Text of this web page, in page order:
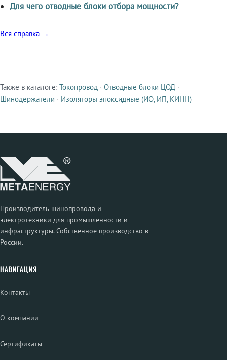
Для чего отводные блоки отбора мощности?
Вся справка →
Смежные продукты
Также в каталоге: Токопровод · Отводные блоки ЦОД ·
Шинодержатели · Изоляторы эпоксидные (ИО, ИП, КИНН)
Производитель шинопровода и
электротехники для промышленности и
инфраструктуры. Собственное производство в
России.
НАВИГАЦИЯ
Контакты
О компании
Сертификаты